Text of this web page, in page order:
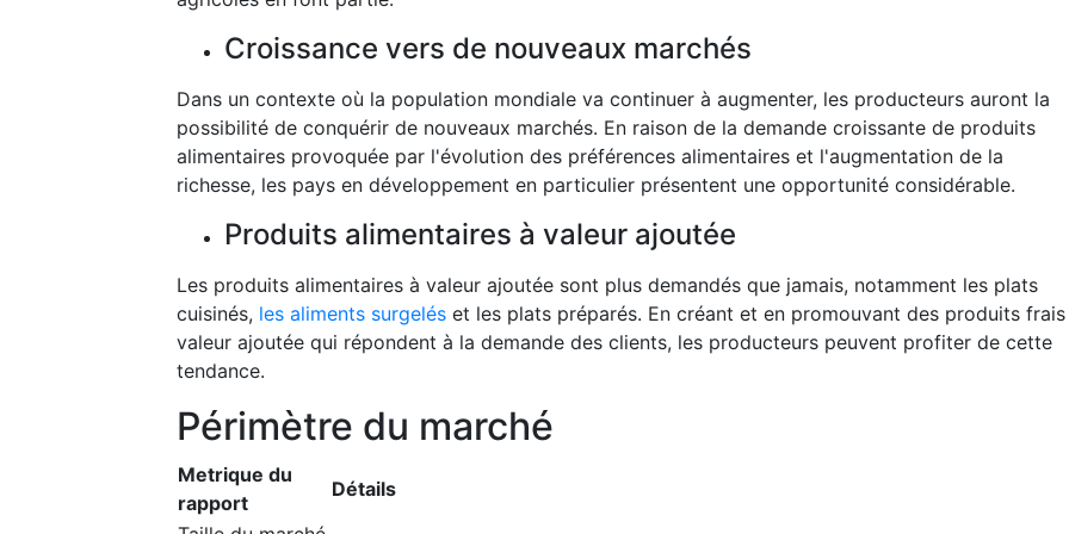
Croissance vers de nouveaux marchés
Dans un contexte où la population mondiale va continuer à augmenter, les producteurs auront la
possibilité de conquérir de nouveaux marchés. En raison de la demande croissante de produits
alimentaires provoquée par l'évolution des préférences alimentaires et l'augmentation de la
richesse, les pays en développement en particulier présentent une opportunité considérable.
Produits alimentaires à valeur ajoutée
Les produits alimentaires à valeur ajoutée sont plus demandés que jamais, notamment les plats
cuisinés, les aliments surgelés et les plats préparés. En créant et en promouvant des produits frais
valeur ajoutée qui répondent à la demande des clients, les producteurs peuvent profiter de cette
tendance.
Périmètre du marché
Metrique du
rapport
Détails